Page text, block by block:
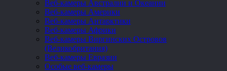
Веб-камеры Австралии и Океании
Веб-камеры Америки
Веб-камеры Антарктики
Веб-камеры Африки
Веб-камеры Виргинских Островов
(Великобритания)
Веб-камеры Евразии
Особые веб-камеры